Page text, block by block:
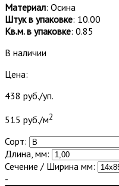
Материал: Осина
Штук в упаковке: 10.00
Кв.м. в упаковке: 0.85
В наличии
Цена:
438 руб./уп.
515 руб./м2
Сорт:
Длина, мм:
Сечение / Ширина мм:
-